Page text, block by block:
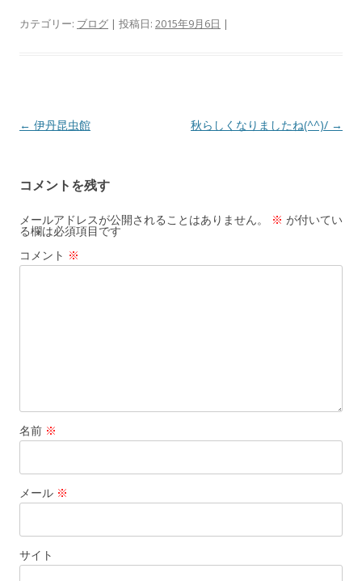
カテゴリー: ブログ | 投稿日: 2015年9月6日 |
投
ビ
ゲ
ー
シ
← 伊丹昆虫館 秋らしくなりましたね(^^)/ →
コメントを残す
メールアドレスが公開されることはありません。 ※ が付いてい
る欄は必須項目です
コメント ※
名前 ※
メール ※
サイト